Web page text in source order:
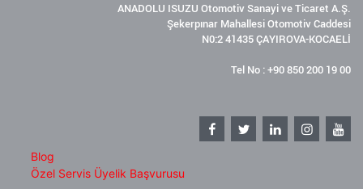
ANADOLU ISUZU Otomotiv Sanayi ve Ticaret A.Ş.
Şekerpınar Mahallesi Otomotiv Caddesi
N0:2 41435 ÇAYIROVA-KOCAELİ
Tel No : +90 850 200 19 00
Blog
Özel Servis Üyelik Başvurusu